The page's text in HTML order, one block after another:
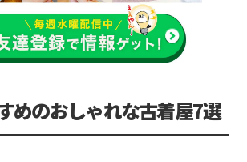
めのおしゃれな古着屋7選